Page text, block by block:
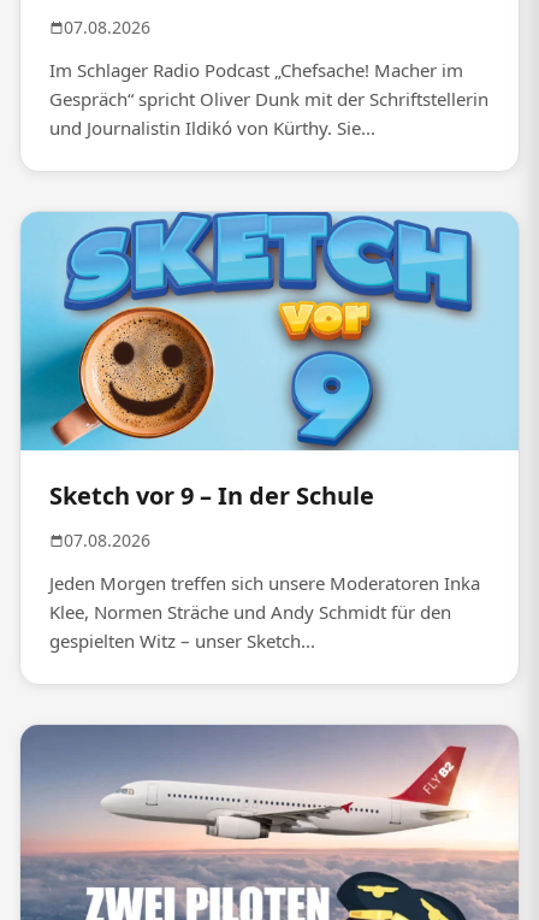
07.08.2026
Im Schlager Radio Podcast „Chefsache! Macher im
Gespräch“ spricht Oliver Dunk mit der Schriftstellerin
und Journalistin Ildikó von Kürthy. Sie...
Sketch vor 9 – In der Schule
07.08.2026
Jeden Morgen treffen sich unsere Moderatoren Inka
Klee, Normen Sträche und Andy Schmidt für den
gespielten Witz – unser Sketch...